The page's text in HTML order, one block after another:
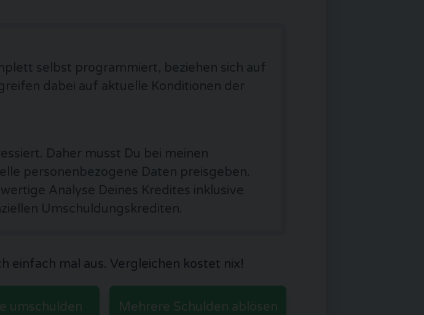
selbst programmiert, beziehen sich auf
dabei auf aktuelle Konditionen der
Daher musst Du bei meinen
personenbezogene Daten preisgeben.
Analyse Deines Kredites inklusive
Umschuldungskrediten.
einfach mal aus. Vergleichen kostet nix!
umschulden Mehrere Schulden ablösen